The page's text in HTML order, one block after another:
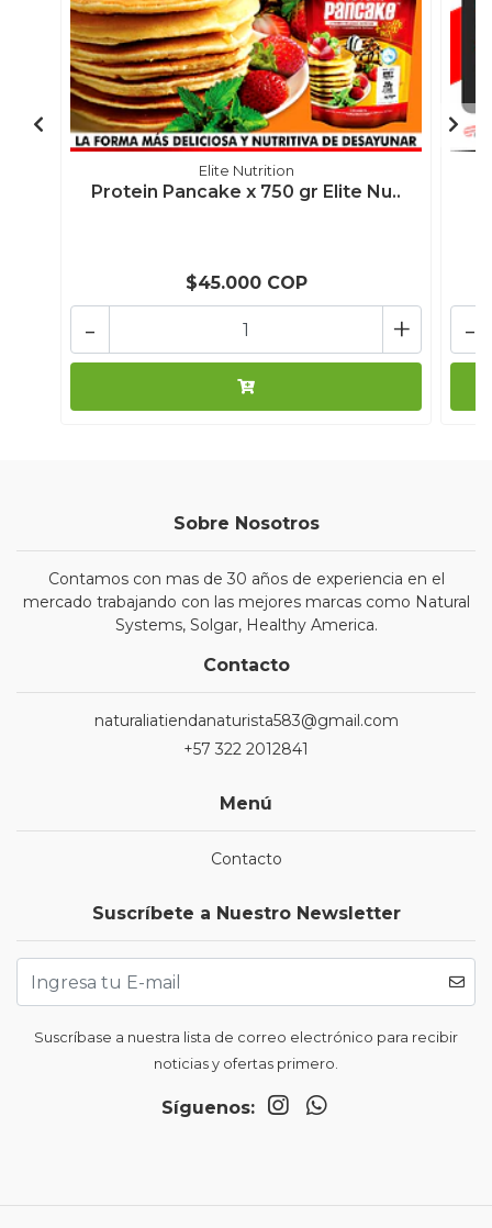
Elite Nutrition
Protein Pancake x 750 gr Elite Nu..
$45.000 COP
+
- -
Sobre Nosotros
Contamos con mas de 30 años de experiencia en el
mercado trabajando con las mejores marcas como Natural
Systems, Solgar, Healthy America.
Contacto
naturaliatiendanaturista583@gmail.com
+57 322 2012841
Menú
Contacto
Suscríbete a Nuestro Newsletter
Suscríbase a nuestra lista de correo electrónico para recibir
noticias y ofertas primero.
Síguenos: